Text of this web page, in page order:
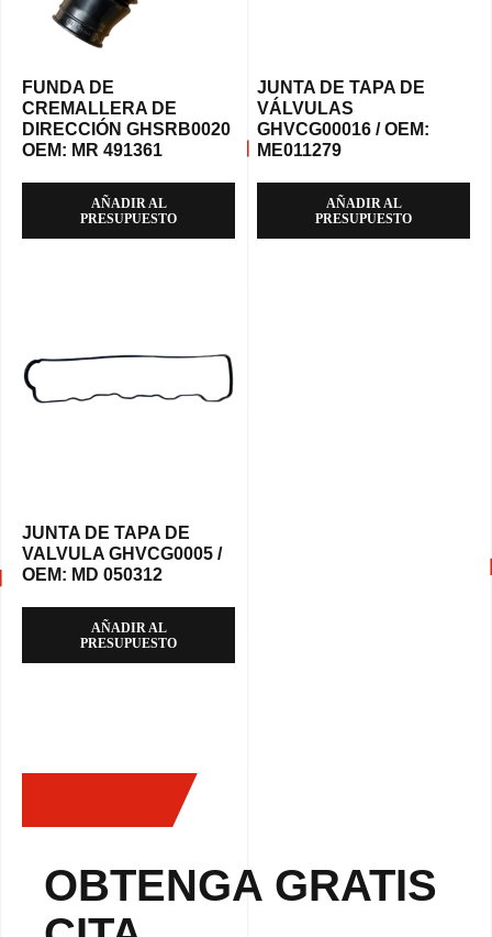
FUNDA DE
CREMALLERA DE
DIRECCIÓN GHSRB0020
OEM: MR 491361
AÑADIR AL
PRESUPUESTO
JUNTA DE TAPA DE
VÁLVULAS
GHVCG00016 / OEM:
ME011279
AÑADIR AL
PRESUPUESTO
JUNTA DE TAPA DE
VALVULA GHVCG0005 /
OEM: MD 050312
AÑADIR AL
PRESUPUESTO
OBTENGA GRATIS